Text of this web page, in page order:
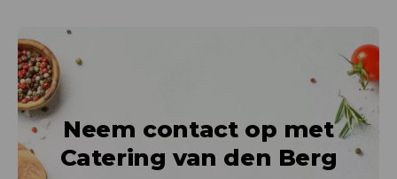
Neem contact op met
Catering van den Berg